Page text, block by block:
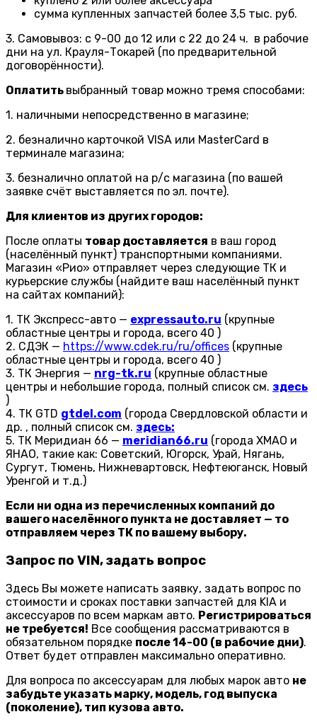
сумма купленных запчастей более 3,5 тыс. руб.
3. Самовывоз: с 9-00 до 12 или с 22 до 24 ч. в рабочие
дни на ул. Крауля-Токарей (по предварительной
договорённости).
Оплатить выбранный товар можно тремя способами:
1. наличными непосредственно в магазине;
2. безналично карточкой VISA или MasterCard в
терминале магазина;
3. безналично оплатой на р/с магазина (по вашей
заявке счёт выставляется по эл. почте).
Для клиентов из других городов:
После оплаты товар доставляется в ваш город
(населённый пункт) транспортными компаниями.
Магазин «Рио» отправляет через следующие ТК и
курьерские службы (найдите ваш населённый пункт
на сайтах компаний):
1. ТК Экспресс-авто — expressauto.ru (крупные
областные центры и города, всего 40 )
2. СДЭК — https://www.cdek.ru/ru/offices (крупные
областные центры и города, всего 40 )
3. ТК Энергия — nrg-tk.ru (крупные областные
центры и небольшие города, полный список см. здесь
)
4. ТК GTD gtdel.com (города Свердловской области и
др. , полный список см. здесь:
5. ТК Меридиан 66 — meridian66.ru (города ХМАО и
ЯНАО, такие как: Советский, Югорск, Урай, Нягань,
Сургут, Тюмень, Нижневартовск, Нефтеюганск, Новый
Уренгой и т.д.)
Если ни одна из перечисленных компаний до
вашего населённого пункта не доставляет — то
отправляем через ТК по вашему выбору.
Запрос по VIN, задать вопрос
Здесь Вы можете написать заявку, задать вопрос по
стоимости и сроках поставки запчастей для KIA и
аксессуаров по всем маркам авто. Регистрироваться
не требуется! Все сообщения рассматриваются в
обязательном порядке после 14-00 (в рабочие дни).
Ответ будет отправлен максимально оперативно.
Для вопроса по аксессуарам для любых марок авто не
забудьте указать марку, модель, год выпуска
(поколение), тип кузова авто.